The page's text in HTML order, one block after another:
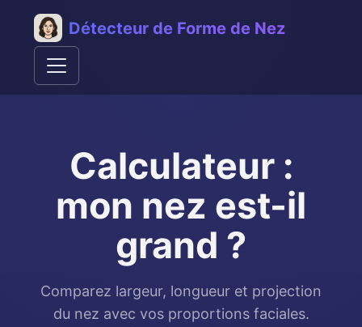
Détecteur de Forme de Nez
Calculateur :
mon nez est-il
grand ?
Comparez largeur, longueur et projection
du nez avec vos proportions faciales.